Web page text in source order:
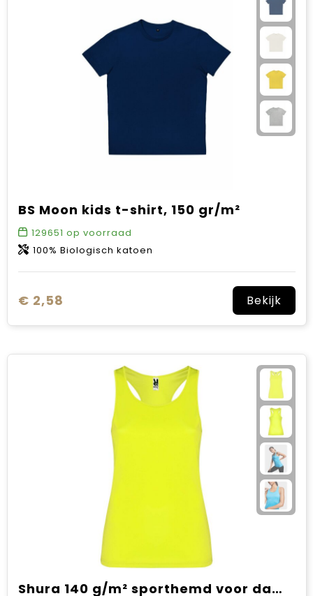
BS Moon kids t-shirt, 150 gr/m²
129651 op voorraad
100% Biologisch katoen
€ 2,58 Bekijk
Shura 140 g/m² sporthemd voor dames